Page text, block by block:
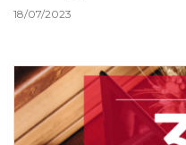
18/07/2023